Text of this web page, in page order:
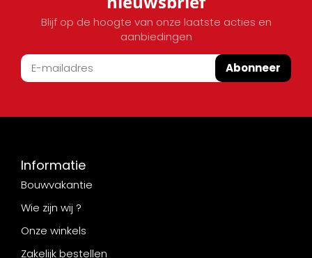
Blijf op de hoogte van onze laatste acties en
aanbiedingen
Abonneer
Informatie
Bouwvakantie
Wie zijn wij ?
Onze winkels
Zakelijk bestellen